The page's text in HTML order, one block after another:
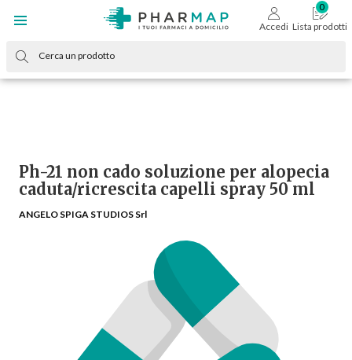
Accedi Lista prodotti
Ph-21 non cado soluzione per alopecia
caduta/ricrescita capelli spray 50 ml
ANGELO SPIGA STUDIOS Srl